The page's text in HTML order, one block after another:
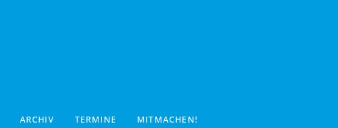
ARCHIV TERMINE MITMACHEN!